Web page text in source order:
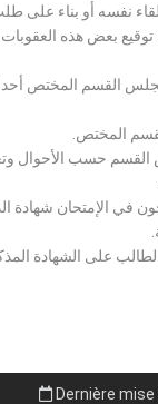
نفسه أو بناء على
بعض هذه العقوبات
القسم المختص
المختص.
حسب الأحوال
الإمتحان شهادة
على الشهادة
Dernière mise